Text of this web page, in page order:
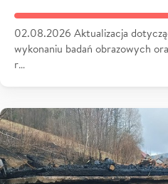
02.08.2026 Aktualizacja
wykonaniu badań obrazowych
r…